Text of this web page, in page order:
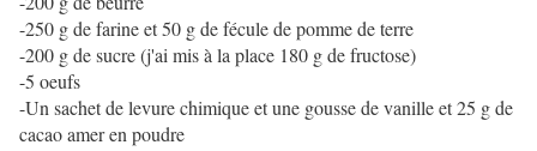
-250 g de farine et 50 g de fécule de pomme de terre
-200 g de sucre (j'ai mis à la place 180 g de fructose)
-5 oeufs
-Un sachet de levure chimique et une gousse de vanille et 25 g de
cacao amer en poudre